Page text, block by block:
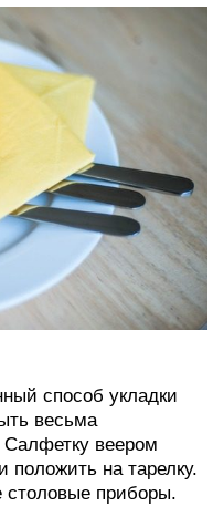
способ укладки
весьма
Салфетку веером
положить на тарелку.
столовые приборы.